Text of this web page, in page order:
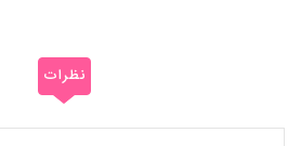
نظرات